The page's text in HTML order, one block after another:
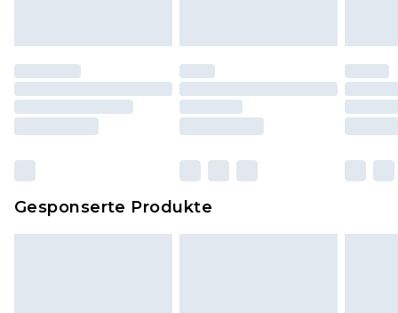
Schuhe dürfen nur in Innenräumen anprobiert
worden sein. Artikel aus dem Homeware-Bereich,
einschließlich Bettwäsche, Matratzen, Toppern
und Kissen, müssen unbenutzt und in ihrer
zurückgesendet werden.
Klickehierum unsere vollständigen
Gesponserte Produkte